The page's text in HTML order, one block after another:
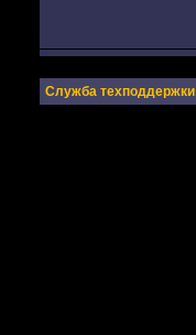
Служба техподдержки